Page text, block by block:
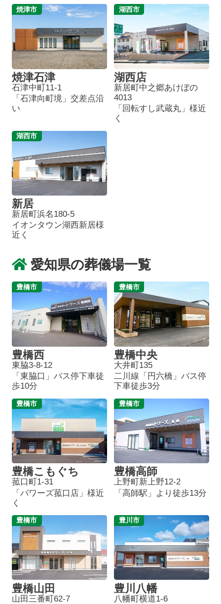
焼津市
焼津石津
石津中町11-1
「石津向町境」交差点沿
い
湖西市
湖西店
新居町中之郷あけぼの
4013
「回転すし武蔵丸」様近
く
湖西市
新居
新居町浜名180-5
イオンタウン湖西新居様
近く
愛知県の葬儀場一覧
豊橋市
豊橋西
東脇3-8-12
「東脇口」バス停下車徒
歩10分
豊橋市
豊橋中央
大井町135
二川線「円六橋」バス停
下車徒歩3分
豊橋市
豊橋こもぐち
菰口町1-31
「パワーズ菰口店」様近
く
豊橋市
豊橋高師
上野町新上野12-2
「高師駅」より徒歩13分
豊橋市
豊橋山田
山田三番町62-7
豊川市
豊川八幡
八幡町横道1-6